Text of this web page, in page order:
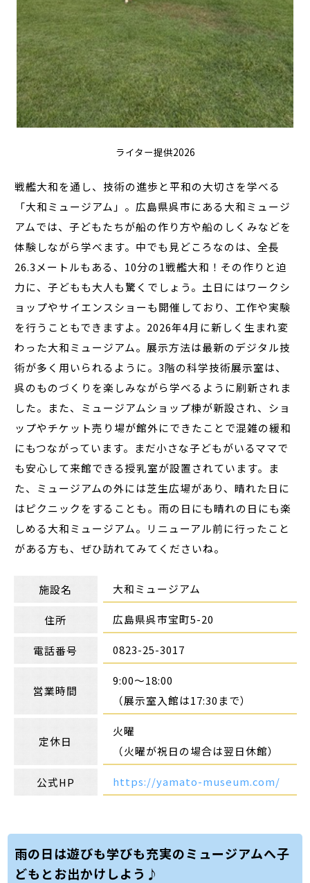
ライター提供2026
戦艦大和を通し、技術の進歩と平和の大切さを学べる
「大和ミュージアム」。広島県呉市にある大和ミュージ
アムでは、子どもたちが船の作り方や船のしくみなどを
体験しながら学べます。中でも見どころなのは、全長
26.3メートルもある、10分の1戦艦大和！その作りと迫
力に、子どもも大人も驚くでしょう。土日にはワークシ
ョップやサイエンスショーも開催しており、工作や実験
を行うこともできますよ。2026年4月に新しく生まれ変
わった大和ミュージアム。展示方法は最新のデジタル技
術が多く用いられるように。3階の科学技術展示室は、
呉のものづくりを楽しみながら学べるように刷新されま
した。また、ミュージアムショップ棟が新設され、ショ
ップやチケット売り場が館外にできたことで混雑の緩和
にもつながっています。まだ小さな子どもがいるママで
も安心して来館できる授乳室が設置されています。ま
た、ミュージアムの外には芝生広場があり、晴れた日に
はピクニックをすることも。雨の日にも晴れの日にも楽
しめる大和ミュージアム。リニューアル前に行ったこと
がある方も、ぜひ訪れてみてくださいね。
施設名 大和ミュージアム
住所 広島県呉市宝町5-20
電話番号 0823-25-3017
営業時間
9:00～18:00
（展示室入館は17:30まで）
定休日
火曜
（火曜が祝日の場合は翌日休館）
公式HP https://yamato-museum.com/
雨の日は遊びも学びも充実のミュージアムへ子
どもとお出かけしよう♪